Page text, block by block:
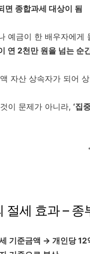
면 종합과세 대상이 됨
예금이 한 배우자에게
연 2천만 원을 넘는 순
자산 상속자가 되어
이 문제가 아니라, ‘집
절세 효과 – 종
기준금액 → 개인당 12